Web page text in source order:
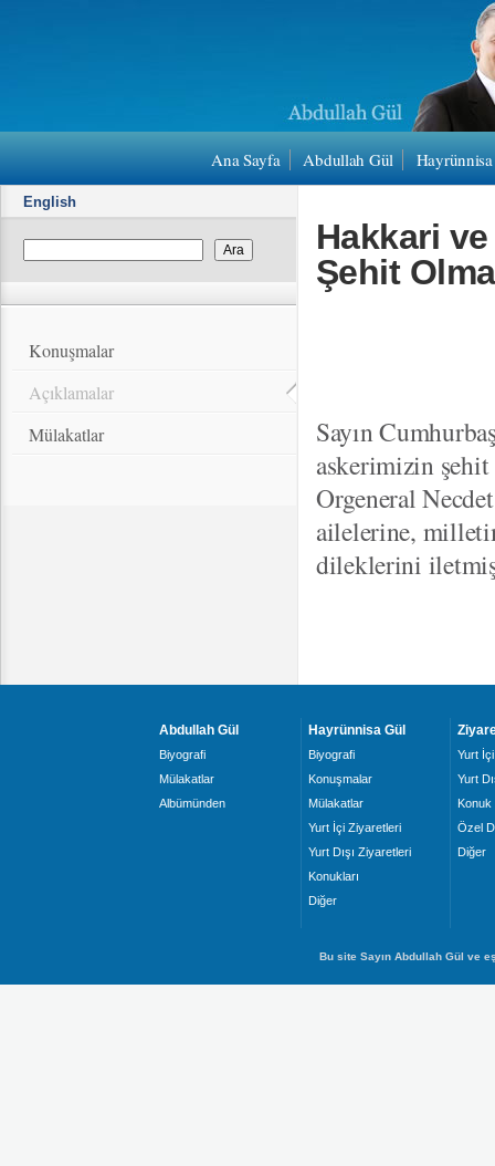
Ana Sayfa Abdullah Gül
English
Konuşmalar
Açıklamalar
Mülakatlar
Hakkari
Şehit
Sayın
askerimizin
Orgeneral
ailelerine,
dileklerini
Abdullah Gül
Biyografi
Mülakatlar
Albümünden
Hayrünnisa Gül
Biyografi
Konuşmalar
Mülakatlar
Yurt İçi Ziyaretleri
Yurt Dışı Ziyaretleri
Konukları
Diğer
Yurt İçi
Yurt
Konuk
Özel
Diğer
Bu site Sayın Abdullah Gül ve